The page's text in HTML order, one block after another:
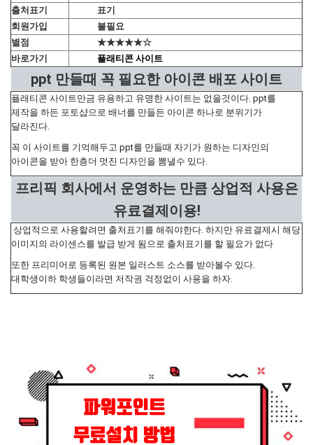
출처표기
표기
회원가입
불필요
별점
★★★★★☆
바로가기
플래티콘 사이트
ppt 만들때 꼭 필요한 아이콘 배포 사이트
플래티콘 사이트만금 유용하고 유명한 사이트는 없을것이다. ppt를
제작을 하든 포토샵으로 배너를 만들든 아이콘 하나로 분위기가
달라진다.
꼭 이 사이트를 기억해두고 ppt를 만들때 자기가 원하는 디자인의
아이콘을 받아 한층더 멋진 디자인을 뽐낼수 있다.
프리픽 회사에서 운영하는 만큼 상업적 사용은
유료결제이용!
상업적으로 사용할려면 출처표기를 해줘야한다. 하지만 유료결제시 해당
이미지의 라이센스를 발급 받게 됨으로 출처표기를 할 필요가 없다
또한 프리미어로 등록된 원본 일러스트 소스를 받아볼수 있다.
대학생이하 학생들이라면 저작권 걱정없이 사용을 하자.